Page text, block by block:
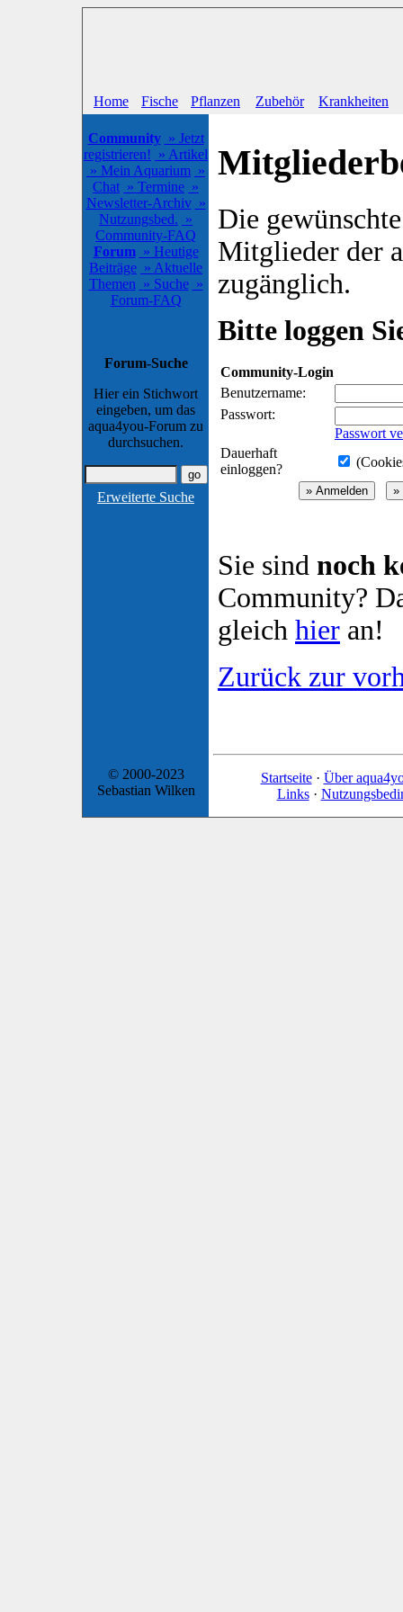
Home Fische Pflanzen Zubehör Krankheiten
Community » Jetzt
registrieren! » Artikel
» Mein Aquarium »
Chat » Termine »
Newsletter-Archiv »
Nutzungsbed. »
Community-FAQ
Forum » Heutige
Beiträge » Aktuelle
Themen » Suche »
Forum-FAQ
Forum-Suche
Hier ein Stichwort
eingeben, um das
aqua4you-Forum zu
durchsuchen.
Erweiterte Suche
Die
Mitglieder der
zugänglich.
Bitte loggen
Community-Login
Benutzername:
Passwort:
Passwort
Dauerhaft
einloggen?
Sie sind noch
Community?
gleich hier an!
Zurück zur
© 2000-2023
Sebastian Wilken
Startseite· Über
Links·